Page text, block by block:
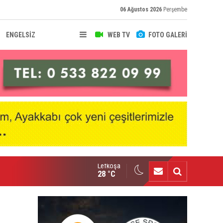
06 Ağustos 2026 Perşembe
WEB TV FOTO GALERİ
ENGELSİZ
Lefkoşa
28 °C